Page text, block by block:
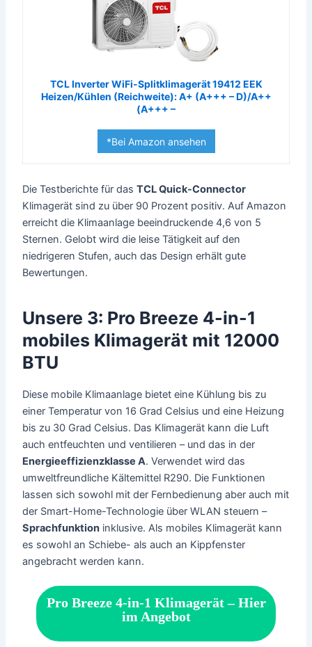
TCL Inverter WiFi-Splitklimagerät 19412 EEK
Heizen/Kühlen (Reichweite): A+ (A+++ – D)/A++
(A+++ –
*Bei Amazon ansehen
Die Testberichte für dasTCL Quick-Connector
Klimagerät sind zu über 90 Prozent positiv. Auf Amazon
erreicht die Klimaanlage beeindruckende 4,6 von 5
Sternen. Gelobt wird die leise Tätigkeit auf den
niedrigeren Stufen, auch das Design erhält gute
Bewertungen.
Unsere 3: Pro Breeze 4-in-1
mobiles Klimagerät mit 12000
BTU
Diese mobile Klimaanlage bietet eine Kühlung bis zu
einer Temperatur von 16 Grad Celsius und eine Heizung
bis zu 30 Grad Celsius. Das Klimagerät kann die Luft
auch entfeuchten und ventilieren – und das in der
Energieeffizienzklasse A. Verwendet wird das
umweltfreundliche Kältemittel R290. Die Funktionen
lassen sich sowohl mit der Fernbedienung aber auch mit
der Smart-Home-Technologie über WLAN steuern –
Sprachfunktion inklusive. Als mobiles Klimagerät kann
es sowohl an Schiebe- als auch an Kippfenster
angebracht werden kann.
Pro Breeze 4-in-1 Klimagerät – Hier
im Angebot